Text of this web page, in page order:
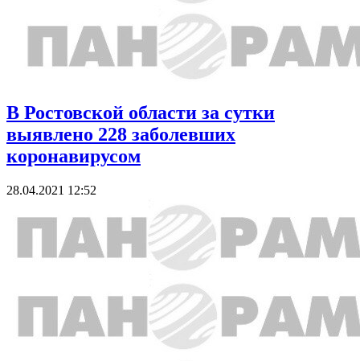
В Ростовской области за сутки
выявлено 228 заболевших
коронавирусом
28.04.2021 12:52